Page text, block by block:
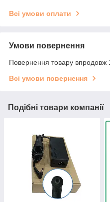
Всі умови оплати
Умови повернення
Повернення товару впродовж
Всі умови повернення
Подібні товари компанії